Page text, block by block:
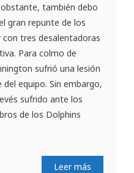
también debo
gran repunte de los
con tres desalentadoras
Para colmo de
sufrió una lesión
equipo. Sin embargo,
sufrido ante los
de los Dolphins
Leer más